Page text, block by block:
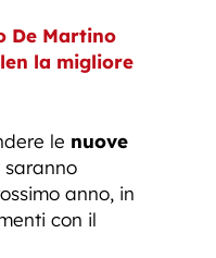
De Martino
la migliore
le nuove
saranno
anno, in
con il